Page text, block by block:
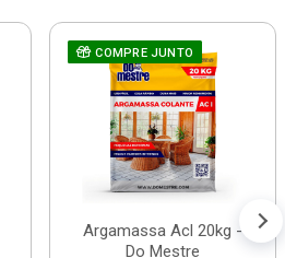
COMPRE JUNTO
Argamassa Acl 20kg -
Do Mestre